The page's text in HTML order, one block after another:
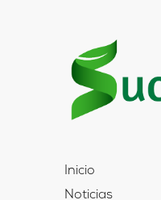
Inicio
Noticias